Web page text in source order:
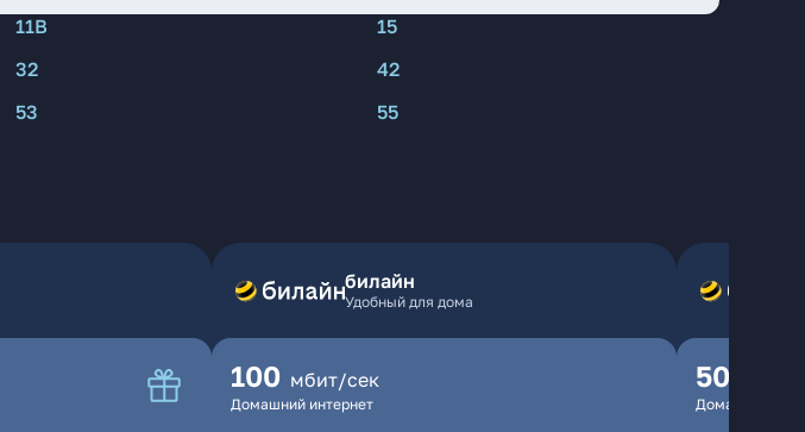
11В
15
32
42
53
55
билайн
Удобный для дома
100 мбит/сек
Домашний интернет
500
Домашний